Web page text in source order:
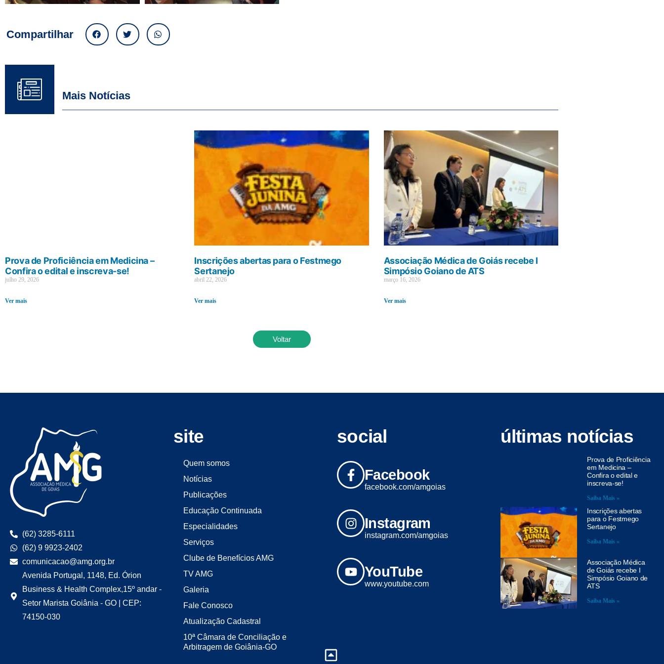
Compartilhar
Mais Notícias
Prova de Proficiência em Medicina –
Confira o edital e inscreva-se!
julho 29, 2026
Ver mais
Inscrições abertas para o Festmego
Sertanejo
abril 22, 2026
Ver mais
Associação Médica de Goiás recebe I
Simpósio Goiano de ATS
março 16, 2026
Ver mais
Voltar
(62) 3285-6111
(62) 9 9923-2402
comunicacao@amg.org.br
Avenida Portugal, 1148, Ed. Órion
Business & Health Complex,15º andar -
Setor Marista Goiânia - GO | CEP:
74150-030
site
Quem somos
Notícias
Publicações
Educação Continuada
Especialidades
Serviços
Clube de Benefícios AMG
TV AMG
Galeria
Fale Conosco
Atualização Cadastral
10ª Câmara de Conciliação e
Arbitragem de Goiânia-GO
social
Facebook
facebook.com/amgoias
Instagram
instagram.com/amgoias
YouTube
www.youtube.com
últimas notícias
Prova de Proficiência
em Medicina –
Confira o edital e
inscreva-se!
Saiba Mais »
Inscrições abertas
para o Festmego
Sertanejo
Saiba Mais »
Associação Médica
de Goiás recebe I
Simpósio Goiano de
ATS
Saiba Mais »